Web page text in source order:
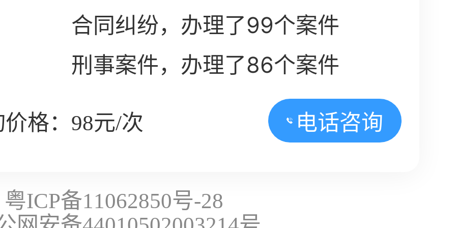
合同纠纷，办理了99个案件
刑事案件，办理了86个案件
格：98元/次 电话咨询
粤ICP备11062850号-28